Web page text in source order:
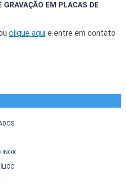
EM PLACAS DE
clique aqui e entre em contato
INOX